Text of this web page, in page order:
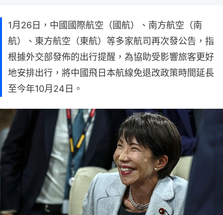
1月26日，中國國際航空（國航）、南方航空（南
航）、東方航空（東航）等多家航司再次發公告，指
根據外交部發佈的出行提醒，為協助受影響旅客更好
地安排出行，將中國飛日本航線免退改政策時間延長
至今年10月24日。